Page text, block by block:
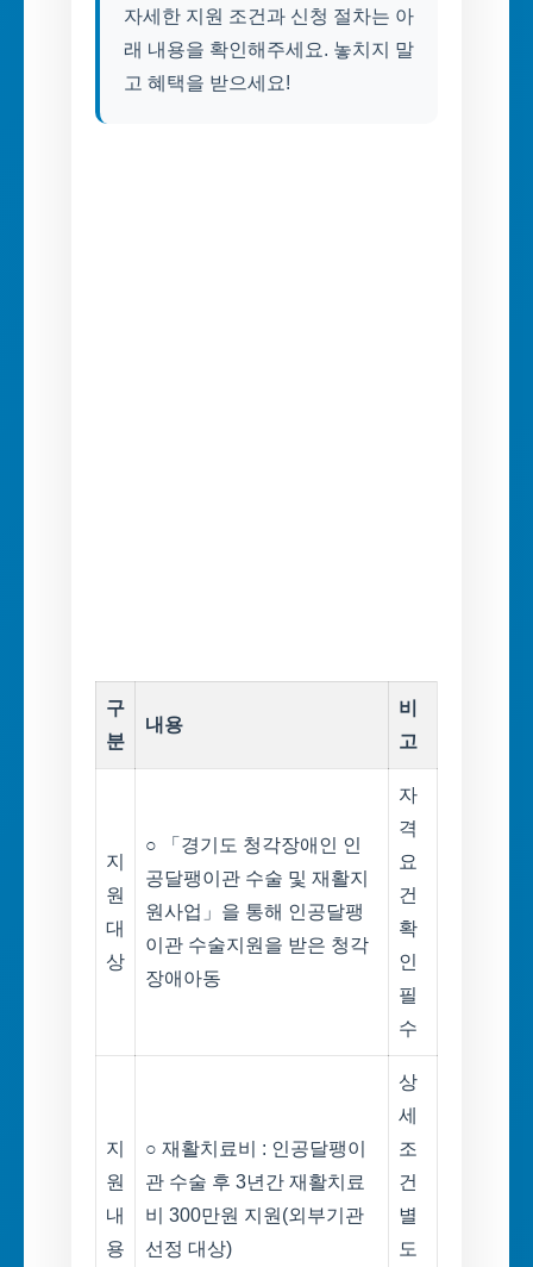
자세한 지원 조건과 신청 절차는 아
래 내용을 확인해주세요. 놓치지 말
고 혜택을 받으세요!
구
분
내용
비
고
지
원
대
상
○ 「경기도 청각장애인 인
공달팽이관 수술 및 재활지
원사업」을 통해 인공달팽
이관 수술지원을 받은 청각
장애아동
자
격
요
건
확
인
필
수
지
원
내
용
○ 재활치료비 : 인공달팽이
관 수술 후 3년간 재활치료
비 300만원 지원(외부기관
선정 대상)
상
세
조
건
별
도